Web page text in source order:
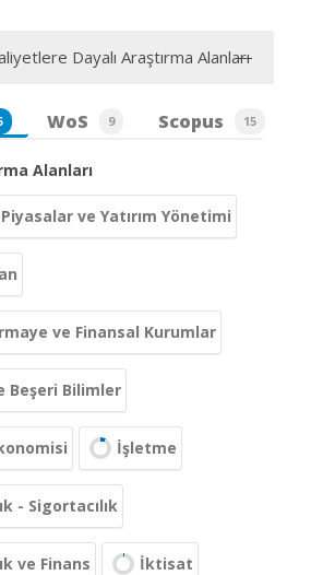
Dayalı Araştırma Alanları
WoS 9 Scopus 15
Alanları
ve Yatırım Yönetimi
ve Finansal Kurumlar
Beşeri Bilimler
İşletme
- Sigortacılık
ve Finans İktisat